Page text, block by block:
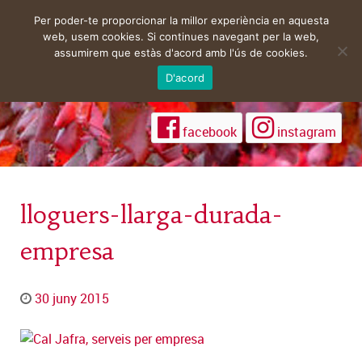
facebook instagram
lloguers-llarga-durada-
empresa
30 juny 2015
Per poder-te proporcionar la millor experiència en aquesta
web, usem cookies. Si continues navegant per la web,
assumirem que estàs d'acord amb l'ús de cookies.
D'acord